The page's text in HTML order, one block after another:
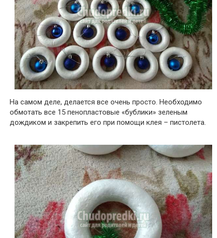
На самом деле, делается все очень просто. Необходимо
обмотать все 15 пенопластовые «бублики» зеленым
дождиком и закрепить его при помощи клея – пистолета.